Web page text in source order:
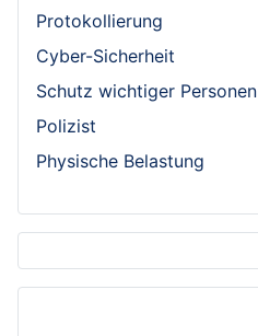
Protokollierung
Cyber-Sicherheit
Schutz wichtiger Personen
Polizist
Physische Belastung